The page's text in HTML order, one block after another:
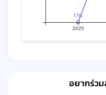
176
2025
อยากร่ว